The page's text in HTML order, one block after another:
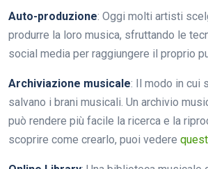
Auto-produzione: Oggi molti artisti
produrre la loro musica, sfruttando le
social media per raggiungere il proprio
Archiviazione musicale: Il modo in cui
salvano i brani musicali. Un archivio
può rendere più facile la ricerca e la
scoprire come crearlo, puoi vedere